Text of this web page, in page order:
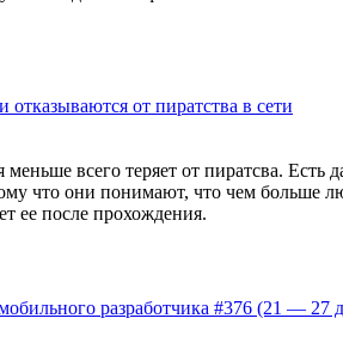
от пиратства в сети
всего теряет от пиратсва.
что они понимают, что чем больше
ее после прохождения.
разработчика #376 (21 — 27